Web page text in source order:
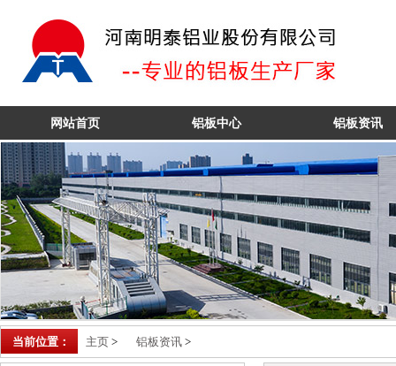
网站首页 铝板中心 铝板资讯
当前位置： 主页 > 铝板资讯 >